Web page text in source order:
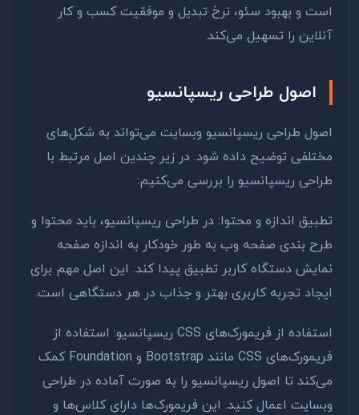
است و بهبود سئو، نرخ تبدیل و موفقیت کسب و کار
آنلاین را تسهیل می‌کند.
اصول طراحی ریسپانسیو
اصول طراحی ریسپانسیو وبسایت می‌تواند به شکل‌های
مختلفی توضیح داده شود. در زیر چندین اصل مرتبط با
طراحی ریسپانسیو را بررسی می‌کنیم:
تطبیق اندازه و محتوا: در طراحی ریسپانسیو، باید محتوا و
طرح بندی صفحه وب به طور خودکار به اندازه صفحه
نمایش دستگاه کاربر تطبیق پیدا کند. این اصل مهم برای
ایجاد تجربه کاربری بهتر و جذاب در هر دستگاهی است.
استفاده از فریمورک‌های CSS ریسپانسیو: استفاده از
فریمورک‌های CSS مانند Bootstrap و Foundationکمک
می‌کند تا اصول ریسپانسیو را به صورت آماده در طراحی
وبسایت اعمال کنید. این فریمورک‌ها دارای کلاس‌ها و